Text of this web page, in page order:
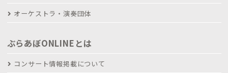
オーケストラ・演奏団体
ぶらあぼONLINEとは
コンサート情報掲載について